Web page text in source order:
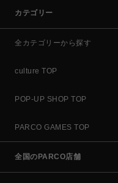
カテゴリー
全カテゴリーから探す
culture TOP
POP-UP SHOP TOP
PARCO GAMES TOP
全国のPARCO店舗